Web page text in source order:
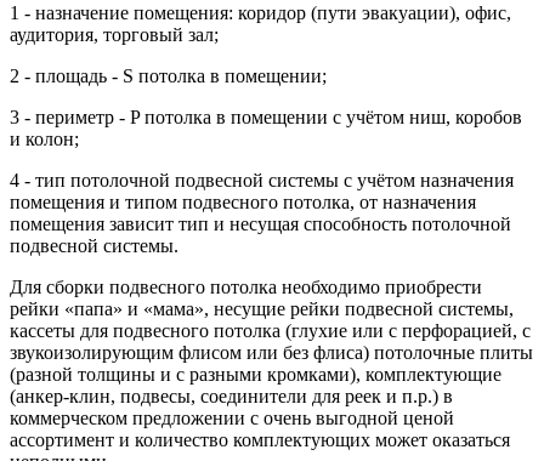
1 - назначение помещения: коридор (пути эвакуации), офис,
аудитория, торговый зал;
2 - площадь - S потолка в помещении;
3 - периметр - P потолка в помещении с учётом ниш, коробов
и колон;
4 - тип потолочной подвесной системы с учётом назначения
помещения и типом подвесного потолка, от назначения
помещения зависит тип и несущая способность потолочной
подвесной системы.
Для сборки подвесного потолка необходимо приобрести
рейки «папа» и «мама», несущие рейки подвесной системы,
кассеты для подвесного потолка (глухие или с перфорацией, с
звукоизолирующим флисом или без флиса) потолочные плиты
(разной толщины и с разными кромками), комплектующие
(анкер-клин, подвесы, соединители для реек и п.р.) в
коммерческом предложении с очень выгодной ценой
ассортимент и количество комплектующих может оказаться